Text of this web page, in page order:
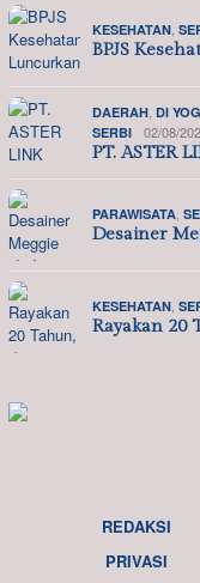
KESEHATAN
BPJS
DAERAH DI
SERBI
02/08/
PT. ASTER
PARAWISATA
Desainer
KESEHATAN
Rayakan 20
REDAKSI
PRIVASI